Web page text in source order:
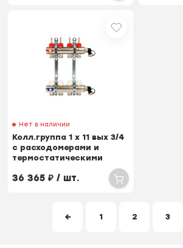
Нет в наличии
Колл.группа 1 х 11 вых 3/4
с расходомерами и
термостатическими
36 365₽ / шт.
← 1 2 3